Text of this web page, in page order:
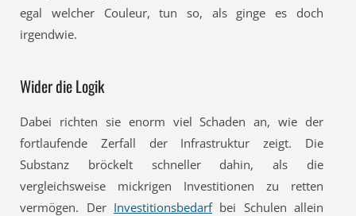
egal welcher Couleur, tun so, als ginge es doch
irgendwie.
Wider die Logik
Dabei richten sie enorm viel Schaden an, wie der
fortlaufende Zerfall der Infrastruktur zeigt. Die
Substanz bröckelt schneller dahin, als die
vergleichsweise mickrigen Investitionen zu retten
vermögen. Der Investitionsbedarfbei Schulen allein